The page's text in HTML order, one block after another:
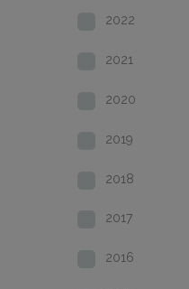
2022
2021
2020
2019
2018
2017
2016